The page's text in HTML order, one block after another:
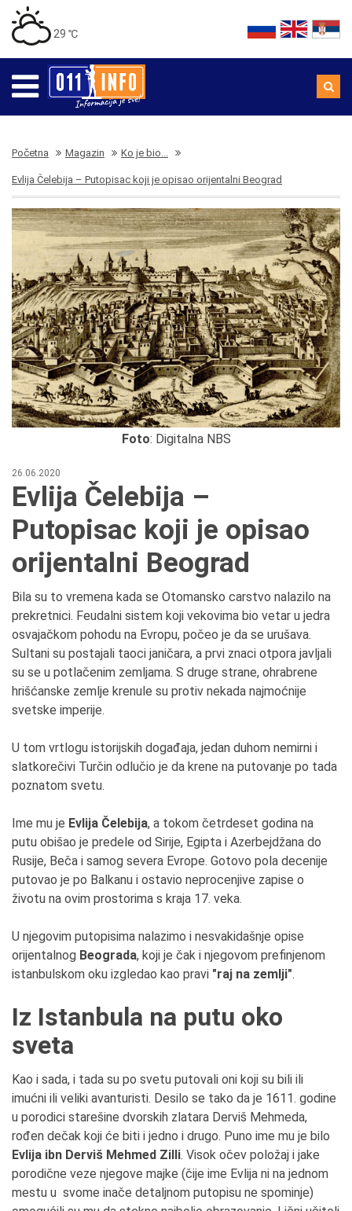
29 ℃
Početna Magazin Ko je bio...
Evlija Čelebija – Putopisac koji je opisao orijentalni Beograd
Foto: Digitalna NBS
26.06.2020
Evlija Čelebija –
Putopisac koji je opisao
orijentalni Beograd
Bila su to vremena kada se Otomansko carstvo nalazilo na
prekretnici. Feudalni sistem koji vekovima bio vetar u jedra
osvajačkom pohodu na Evropu, počeo je da se urušava.
Sultani su postajali taoci janičara, a prvi znaci otpora javljali
su se u potlačenim zemljama. S druge strane, ohrabrene
hrišćanske zemlje krenule su protiv nekada najmoćnije
svetske imperije.
U tom vrtlogu istorijskih događaja, jedan duhom nemirni i
slatkorečivi Turčin odlučio je da krene na putovanje po tada
poznatom svetu.
Ime mu je Evlija Čelebija, a tokom četrdeset godina na
putu obišao je predele od Sirije, Egipta i Azerbejdžana do
Rusije, Beča i samog severa Evrope. Gotovo pola decenije
putovao je po Balkanu i ostavio neprocenjive zapise o
životu na ovim prostorima s kraja 17. veka.
U njegovim putopisima nalazimo i nesvakidašnje opise
orijentalnog Beograda, koji je čak i njegovom prefinjenom
istanbulskom oku izgledao kao pravi "raj na zemlji".
Iz Istanbula na putu oko
sveta
Kao i sada, i tada su po svetu putovali oni koji su bili ili
imućni ili veliki avanturisti. Desilo se tako da je 1611. godine
u porodici starešine dvorskih zlatara Derviš Mehmeda,
rođen dečak koji će biti i jedno i drugo. Puno ime mu je bilo
Evlija ibn Derviš Mehmed Zilli. Visok očev položaj i jake
porodične veze njegove majke (čije ime Evlija ni na jednom
mestu u svome inače detaljnom putopisu ne spominje)